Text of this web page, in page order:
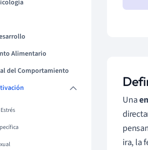
Alimentario
del Comportamiento
Una
ira, la